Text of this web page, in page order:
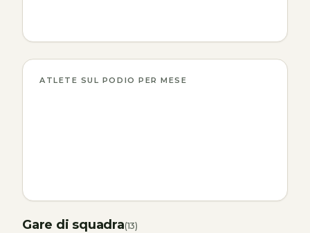
ATLETE SUL PODIO PER MESE
Gare di squadra(13)